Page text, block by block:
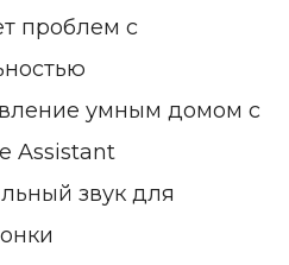
проблем с
умным домом с
Assistant
звук для